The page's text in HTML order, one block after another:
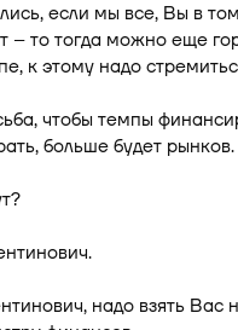
если мы все, Вы в
– то тогда можно еще
к этому надо
чтобы темпы
больше будет рынков.
надо взять